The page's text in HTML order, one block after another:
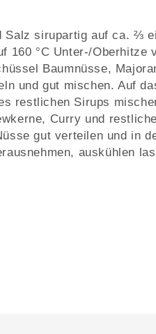
Salz sirupartig auf ca. ⅔
160 °C Unter-/Oberhitze
Baumnüsse,
und gut mischen. Auf
restlichen Sirups
Curry und
gut verteilen und in
auskühlen